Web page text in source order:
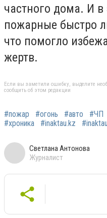
частного дома. И в
пожарные быстро
что помогло
жертв.
Если вы заметили ошибку, выделите
сообщить об этом редакции
#пожар #огонь #авто #ЧП
#хроника
#inaktau.kz #inaktau
Светлана Антонова
Журналист